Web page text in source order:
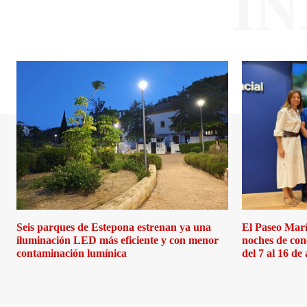
Seis parques de Estepona estrenan ya una
iluminación LED más eficiente y con menor
contaminación lumínica
El Paseo
noches de
del 7 al 16 de